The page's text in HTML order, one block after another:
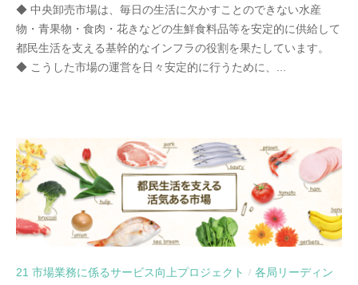
◆ 中央卸売市場は、毎日の生活に欠かすことのできない水産
物・青果物・食肉・花きなどの生鮮食料品等を安定的に供給して
都民生活を支える基幹的なインフラの役割を果たしています。
◆ こうした市場の運営を日々安定的に行うために、...
21 市場業務に係るサービス向上プロジェクト / 各局リーディン